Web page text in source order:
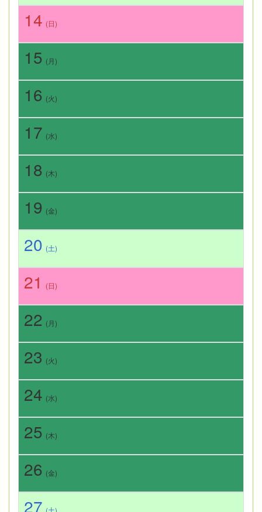
14 (日)
15 (月)
16 (火)
17 (水)
18 (木)
19 (金)
20 (土)
21 (日)
22 (月)
23 (火)
24 (水)
25 (木)
26 (金)
27 (土)